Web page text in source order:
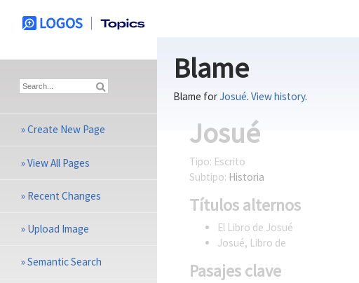
Blame
Blame forJosué. View history.
Josué
Tipo: Escrito
Subtipo: Historia
Títulos alternos
El Libro de Josué
Josué, Libro de
Pasajes clave
»Create New Page
»View All Pages
» Recent Changes
» Upload Image
»Semantic Search